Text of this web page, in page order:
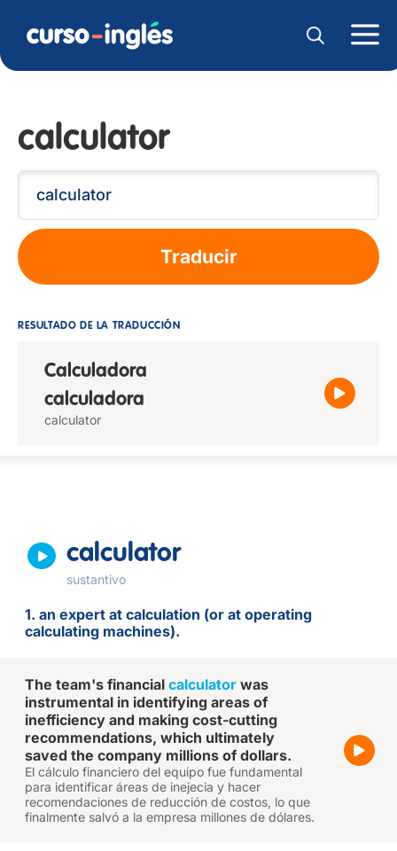
calculator
Traducir
RESULTADO DE LA TRADUCCIÓN
Calculadora
calculadora
calculator
calculator
sustantivo
1. an expert at calculation (or at operating
calculating machines).
The team's financial calculator was
instrumental in identifying areas of
inefficiency and making cost-cutting
recommendations, which ultimately
saved the company millions of dollars.
El cálculo financiero del equipo fue fundamental
para identificar áreas de inejecia y hacer
recomendaciones de reducción de costos, lo que
finalmente salvó a la empresa millones de dólares.